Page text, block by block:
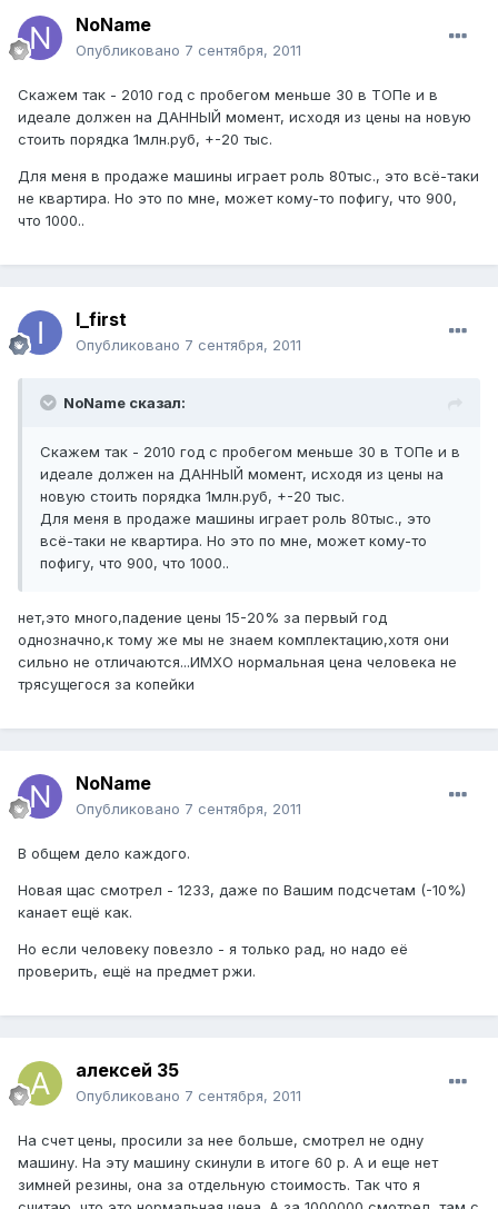
NoName
Опубликовано 7 сентября, 2011
Скажем так - 2010 год с пробегом меньше 30 в ТОПе и в
идеале должен на ДАННЫЙ момент, исходя из цены на новую
стоить порядка 1млн.руб, +-20 тыс.
Для меня в продаже машины играет роль 80тыс., это всё-таки
не квартира. Но это по мне, может кому-то пофигу, что 900,
что 1000..
I_first
Опубликовано 7 сентября, 2011
NoName сказал:
Скажем так - 2010 год с пробегом меньше 30 в ТОПе и в
идеале должен на ДАННЫЙ момент, исходя из цены на
новую стоить порядка 1млн.руб, +-20 тыс.
Для меня в продаже машины играет роль 80тыс., это
всё-таки не квартира. Но это по мне, может кому-то
пофигу, что 900, что 1000..
нет,это много,падение цены 15-20% за первый год
однозначно,к тому же мы не знаем комплектацию,хотя они
сильно не отличаются...ИМХО нормальная цена человека не
трясущегося за копейки
NoName
Опубликовано 7 сентября, 2011
В общем дело каждого.
Новая щас смотрел - 1233, даже по Вашим подсчетам (-10%)
канает ещё как.
Но если человеку повезло - я только рад, но надо её
проверить, ещё на предмет ржи.
алексей 35
Опубликовано 7 сентября, 2011
На счет цены, просили за нее больше, смотрел не одну
машину. На эту машину скинули в итоге 60 р. А и еще нет
зимней резины, она за отдельную стоимость. Так что я